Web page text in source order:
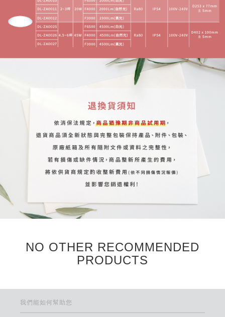
NO OTHER RECOMMENDED
PRODUCTS
我們能如何幫助您